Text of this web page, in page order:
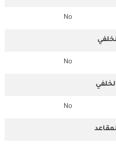
No
No
No